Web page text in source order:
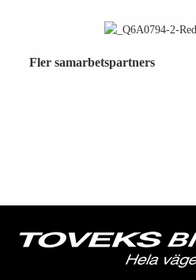
Fler samarbetspartners